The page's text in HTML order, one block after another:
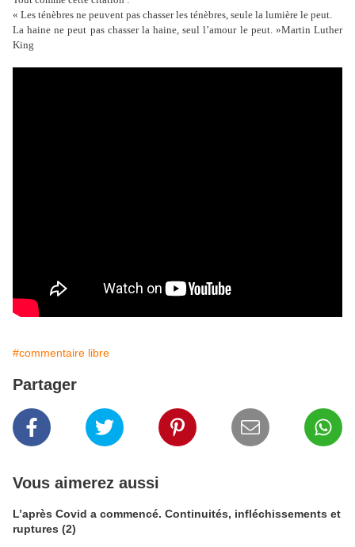
« Les ténèbres ne peuvent pas chasser les ténèbres, seule la lumière le peut.
La haine ne peut pas chasser la haine, seul l’amour le peut. »Martin Luther
King
#commentaire libre
Partager
Vous aimerez aussi
L’après Covid a commencé. Continuités, infléchissements et
ruptures (2)